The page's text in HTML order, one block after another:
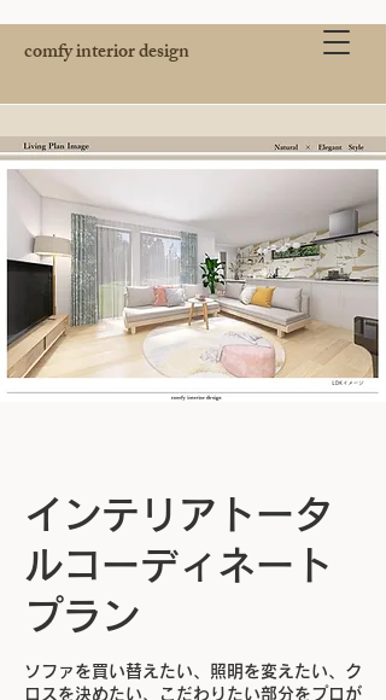
comfy interior design
インテリアトータ
ルコーディネート
プラン
ソファを買い替えたい、照明を変えたい、ク
ロスを決めたい、こだわりたい部分をプロが